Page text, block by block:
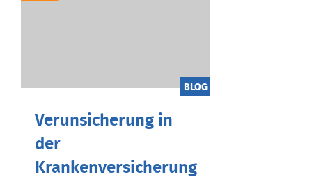
BLOG
Verunsicherung in
der
Krankenversicherung